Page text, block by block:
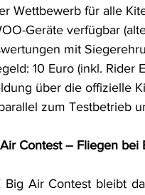
Wettbewerb für alle
Geräte verfügbar
mit
10 Euro (inkl. Rider
über die offizielle
zum Testbetrieb
Air Contest – Fliegen
Big Air Contest bleibt